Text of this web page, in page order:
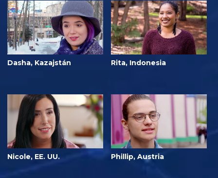
Dasha, Kazajstán Rita, Indonesia
Nicole, EE. UU. Phillip, Austria